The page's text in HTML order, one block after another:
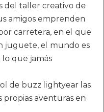
del taller creativo de
amigos emprenden
carretera, en el que
juguete, el mundo es
que jamás
de buzz lightyear las
propias aventuras en